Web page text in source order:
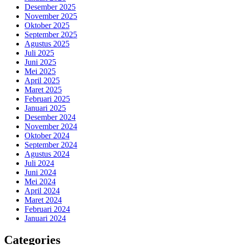
Desember 2025
November 2025
Oktober 2025
September 2025
Agustus 2025
Juli 2025
Juni 2025
Mei 2025
April 2025
Maret 2025
Februari 2025
Januari 2025
Desember 2024
November 2024
Oktober 2024
September 2024
Agustus 2024
Juli 2024
Juni 2024
Mei 2024
April 2024
Maret 2024
Februari 2024
Januari 2024
Categories